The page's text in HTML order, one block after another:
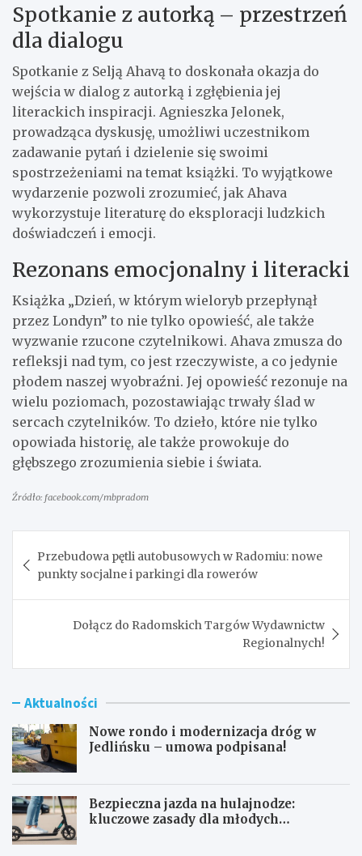
Spotkanie z autorką – przestrzeń
dla dialogu
Spotkanie z Selją Ahavą to doskonała okazja do
wejścia w dialog z autorką i zgłębienia jej
literackich inspiracji. Agnieszka Jelonek,
prowadząca dyskusję, umożliwi uczestnikom
zadawanie pytań i dzielenie się swoimi
spostrzeżeniami na temat książki. To wyjątkowe
wydarzenie pozwoli zrozumieć, jak Ahava
wykorzystuje literaturę do eksploracji ludzkich
doświadczeń i emocji.
Rezonans emocjonalny i literacki
Książka „Dzień, w którym wieloryb przepłynął
przez Londyn” to nie tylko opowieść, ale także
wyzwanie rzucone czytelnikowi. Ahava zmusza do
refleksji nad tym, co jest rzeczywiste, a co jedynie
płodem naszej wyobraźni. Jej opowieść rezonuje na
wielu poziomach, pozostawiając trwały ślad w
sercach czytelników. To dzieło, które nie tylko
opowiada historię, ale także prowokuje do
głębszego zrozumienia siebie i świata.
Źródło: facebook.com/mbpradom
wpisu
Przebudowa pętli autobusowych w Radomiu: nowe
punkty socjalne i parkingi dla rowerów
Dołącz do Radomskich Targów Wydawnictw
Regionalnych!
Aktualności
Nowe rondo i modernizacja dróg w
Jedlińsku – umowa podpisana!
Bezpieczna jazda na hulajnodze:
kluczowe zasady dla młodych